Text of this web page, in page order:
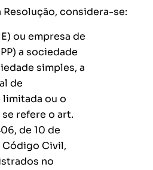
Resolução, considera-se:
ou empresa de
a sociedade
simples, a
de
ou o
refere o art.
de 10 de
Código Civil,
no